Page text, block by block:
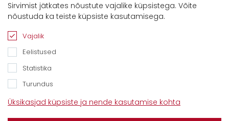
Kontaktid
Sirvimist jätkates nõustute vajalike küpsistega. Võite
nõustuda ka teiste küpsiste kasutamisega.
Vajalik
Eelistused
Statistika
Turundus
Üksikasjad küpsiste ja nende kasutamise kohta